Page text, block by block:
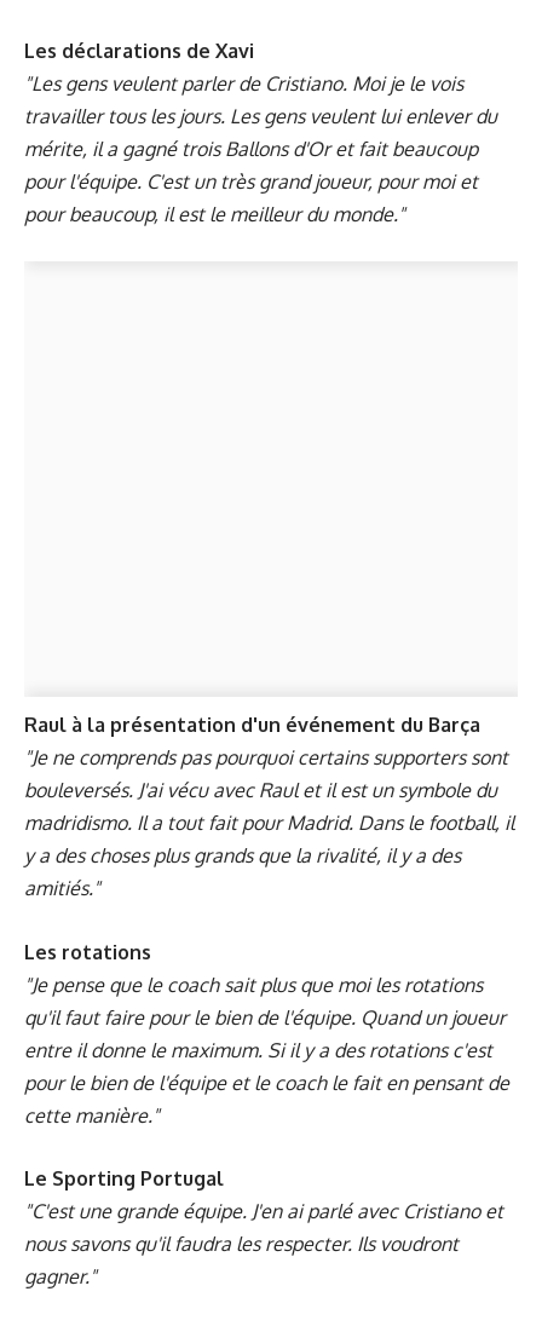
Les déclarations de Xavi
"Les gens veulent parler de Cristiano. Moi je le vois
travailler tous les jours. Les gens veulent lui enlever du
mérite, il a gagné trois Ballons d'Or et fait beaucoup
pour l'équipe. C'est un très grand joueur, pour moi et
pour beaucoup, il est le meilleur du monde."
Raul à la présentation d'un événement du Barça
"Je ne comprends pas pourquoi certains supporters sont
bouleversés. J'ai vécu avec Raul et il est un symbole du
madridismo. Il a tout fait pour Madrid. Dans le football, il
y a des choses plus grands que la rivalité, il y a des
amitiés."
Les rotations
"Je pense que le coach sait plus que moi les rotations
qu'il faut faire pour le bien de l'équipe. Quand un joueur
entre il donne le maximum. Si il y a des rotations c'est
pour le bien de l'équipe et le coach le fait en pensant de
cette manière."
Le Sporting Portugal
"C'est une grande équipe. J'en ai parlé avec Cristiano et
nous savons qu'il faudra les respecter. Ils voudront
gagner."